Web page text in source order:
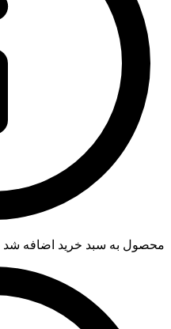
محصول به سبد خرید اضافه شد